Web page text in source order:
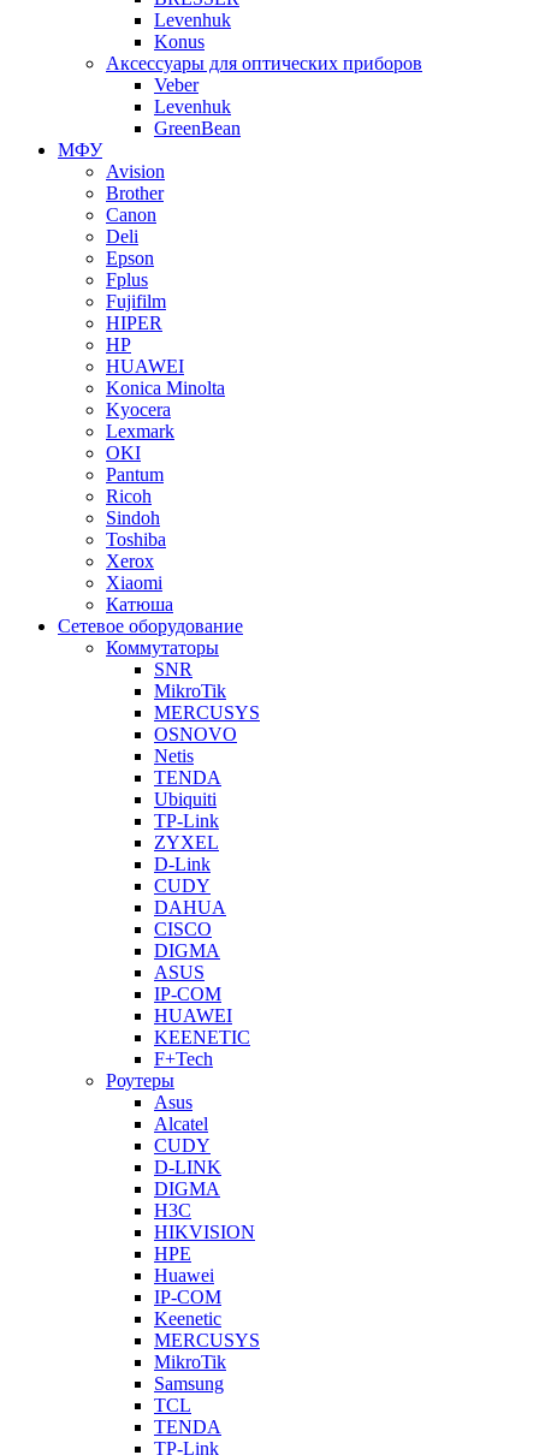
Levenhuk
Konus
Аксессуары для оптических приборов
Veber
Levenhuk
GreenBean
МФУ
Avision
Brother
Canon
Deli
Epson
Fplus
Fujifilm
HIPER
HP
HUAWEI
Konica Minolta
Kyocera
Lexmark
OKI
Pantum
Ricoh
Sindoh
Toshiba
Xerox
Xiaomi
Катюша
Сетевое оборудование
Коммутаторы
SNR
MikroTik
MERCUSYS
OSNOVO
Netis
TENDA
Ubiquiti
TP-Link
ZYXEL
D-Link
CUDY
DAHUA
CISCO
DIGMA
ASUS
IP-COM
HUAWEI
KEENETIC
F+Tech
Роутеры
Asus
Alcatel
CUDY
D-LINK
DIGMA
H3C
HIKVISION
HPE
Huawei
IP-COM
Keenetic
MERCUSYS
MikroTik
Samsung
TCL
TENDA
TP-Link